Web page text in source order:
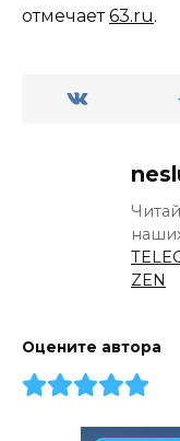
отмечает63.ru.
ZEN
Оцените автора